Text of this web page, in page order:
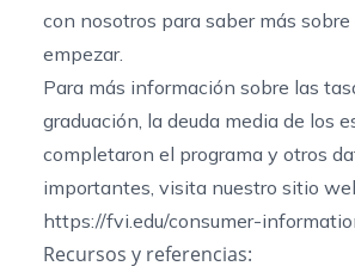
con nosotros para saber más
empezar.
Para más información sobre las
graduación, la deuda media de los
completaron el programa y otros
importantes, visita nuestro sitio
https://fvi.edu/consumer-
Recursos y referencias: